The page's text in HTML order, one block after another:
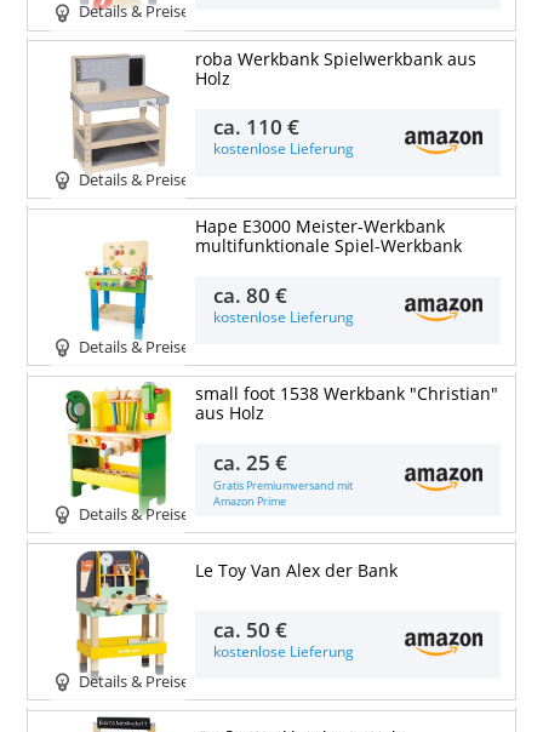
Details & Preise
Details & Preise
roba Werkbank Spielwerkbank aus
Holz
ca. 110 €
kostenlose Lieferung
Details & Preise
Hape E3000 Meister-Werkbank
multifunktionale Spiel-Werkbank
ca.80 €
kostenlose Lieferung
Details & Preise
small foot 1538 Werkbank "Christian"
aus Holz
ca.25 €
Gratis Premiumversand mit
Amazon Prime
Details & Preise
Le Toy Van Alex der Bank
ca. 50 €
kostenlose Lieferung